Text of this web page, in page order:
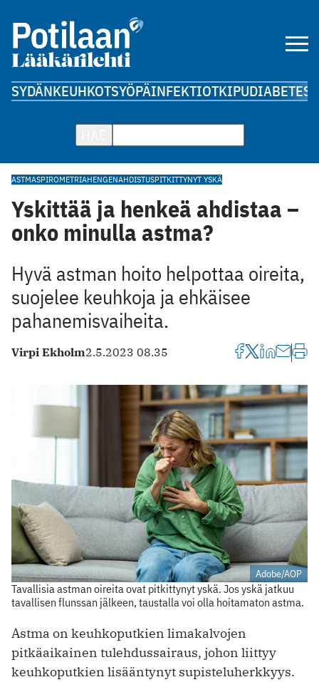
SYDÄNKEUHKOTSYÖPÄINFEKTIOTKIPUDIABETES
ASTMASPIROMETRIAHENGENAHDISTUSPITKITTYNYT YSKÄ
Yskittää ja henkeä ahdistaa –
onko minulla astma?
Hyvä astman hoito helpottaa oireita,
suojelee keuhkoja ja ehkäisee
pahanemisvaiheita.
Virpi Ekholm2.5.2023 08.35
Adobe/AOP
Tavallisia astman oireita ovat pitkittynyt yskä. Jos yskä jatkuu
tavallisen flunssan jälkeen, taustalla voi olla hoitamaton astma.
Astma on keuhkoputkien limakalvojen
pitkäaikainen tulehdussairaus, johon liittyy
keuhkoputkien lisääntynyt supisteluherkkyys.